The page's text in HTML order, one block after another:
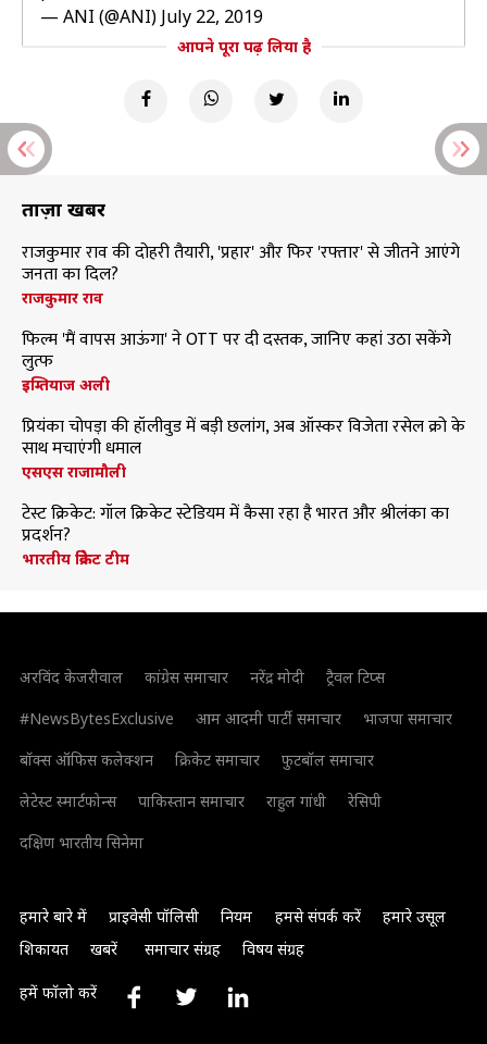
— ANI (@ANI) July 22, 2019
आपने पूरा पढ़ लिया है
ताज़ा खबरें
राजकुमार राव की दोहरी तैयारी, 'प्रहार' और फिर 'रफ्तार' से जीतने आएंगे
जनता का दिल?
राजकुमार राव
फिल्म 'मैं वापस आऊंगा' ने OTT पर दी दस्तक, जानिए कहां उठा सकेंगे
लुत्फ
इम्तियाज अली
प्रियंका चोपड़ा की हॉलीवुड में बड़ी छलांग, अब ऑस्कर विजेता रसेल क्रो के
साथ मचाएंगी धमाल
एसएस राजामौली
टेस्ट क्रिकेट: गॉल क्रिकेट स्टेडियम में कैसा रहा है भारत और श्रीलंका का
प्रदर्शन?
भारतीय क्रिकेट टीम
अरविंद केजरीवाल कांग्रेस समाचार नरेंद्र मोदी
ट्रैवल टिप्स
#NewsBytesExclusive
आम आदमी पार्टी समाचार
भाजपा समाचार
बॉक्स ऑफिस कलेक्शन
क्रिकेट समाचार
फुटबॉल समाचार
लेटेस्ट स्मार्टफोन्स
पाकिस्तान समाचार राहुल गांधी
रेसिपी
दक्षिण भारतीय सिनेमा
हमारे बारे में प्राइवेसी पॉलिसी नियम हमसे संपर्क करें
हमारे उसूल
शिकायत
खबरें समाचार संग्रह विषय संग्रह
हमें फॉलो करें